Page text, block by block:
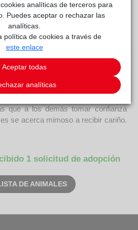
reside actualmente en el centro de
que a los demás tomar confianza
se acerca mimoso a recibir cariño.
1 solicitud de adopción
DE ANIMALES
analíticas de terceros para
Puedes aceptar o rechazar las
analíticas.
política de cookies a través de
este enlace
Aceptar todas
analíticas